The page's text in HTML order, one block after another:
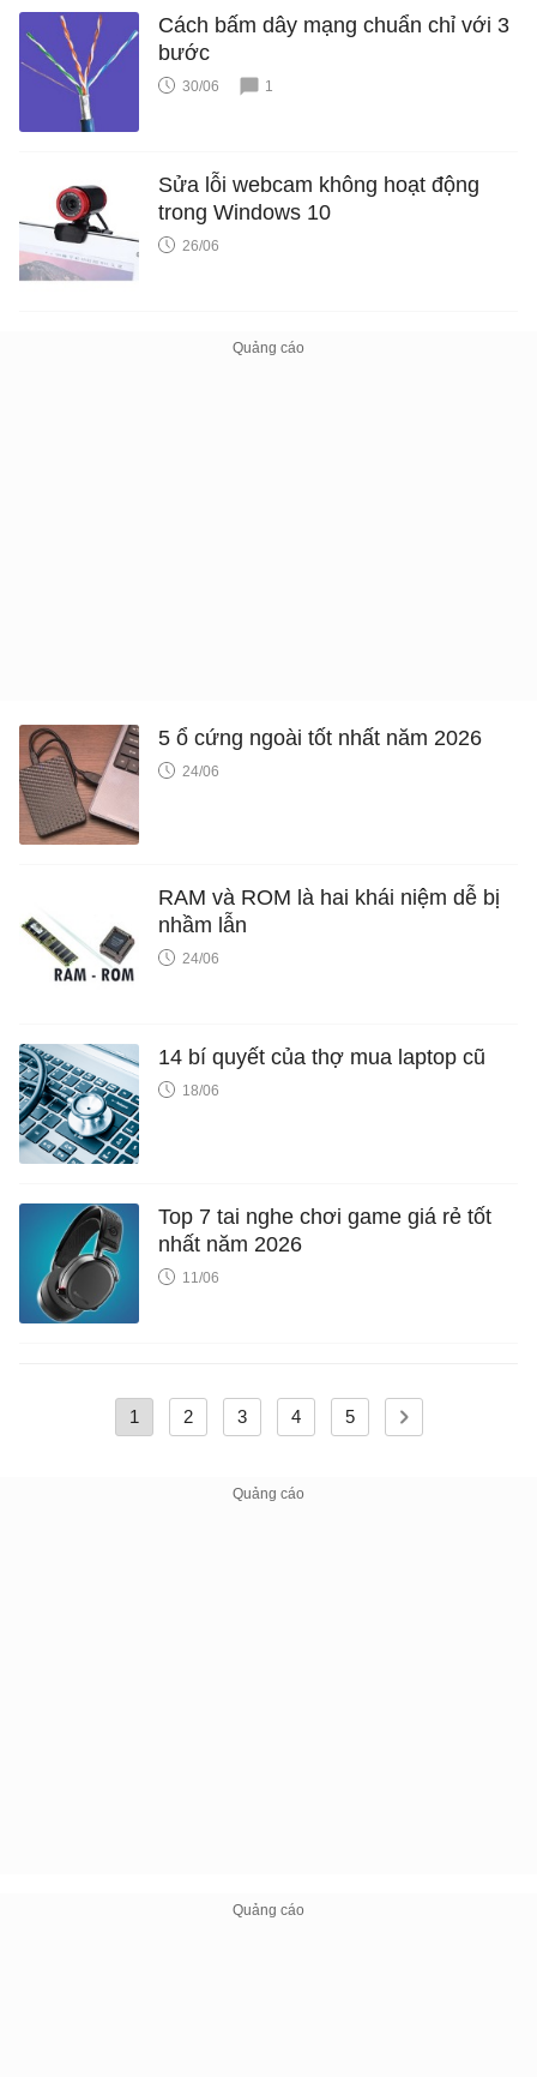
Cách bấm dây mạng chuẩn chỉ với 3
bước
30/06 1
Sửa lỗi webcam không hoạt động
trong Windows 10
26/06
5 ổ cứng ngoài tốt nhất năm 2026
24/06
RAM và ROM là hai khái niệm dễ bị
nhầm lẫn
24/06
14 bí quyết của thợ mua laptop cũ
18/06
Top 7 tai nghe chơi game giá rẻ tốt
nhất năm 2026
11/06
1 2 3 4 5